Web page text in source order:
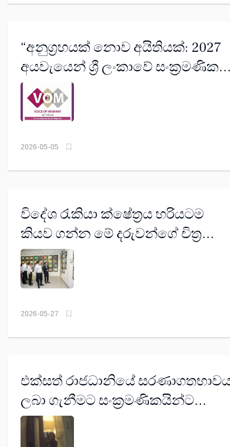
“අනුග්‍රහයක් නොව අයිතියක්: 2027
අයවැයෙන් ශ්‍රී ලංකාවේ සංක්‍රමණික
සේවකයින් තම අයිතිවාසිකම් ඉල්ලා
සිටින්නේ ඇයි”
2026-05-05
විදේශ රැකියා ක්ෂේත්‍රය හරියටම
කියව ගන්න මේ දරුවන්ගේ චිත්‍ර
දැක්කම හැකියාව ලැබුණා -
වැ.බ.අමාත්‍ය අරුන් හේමචන්ද්‍ර
2026-05-27
එක්සත් රාජධානියේ
ලබා ගැනීමට සංක්‍රමණිකයින්ට
සමලිංගිකයින් ලෙස පෙනී සිටීමට
නීති උපදේශකයින් උපකාර කරන